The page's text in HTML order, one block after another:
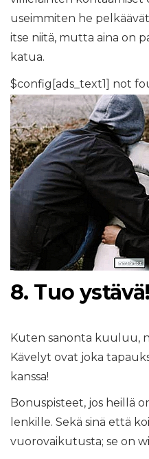
useimmiten he
itse niitä, mutta aina on
katua.
$config[ads_text1] not
8. Tuo ystävä!
Kuten sanonta kuuluu,
Kävelyt ovat joka
kanssa!
Bonuspisteet, jos heillä
lenkille. Sekä sinä että
vuorovaikutusta; se on